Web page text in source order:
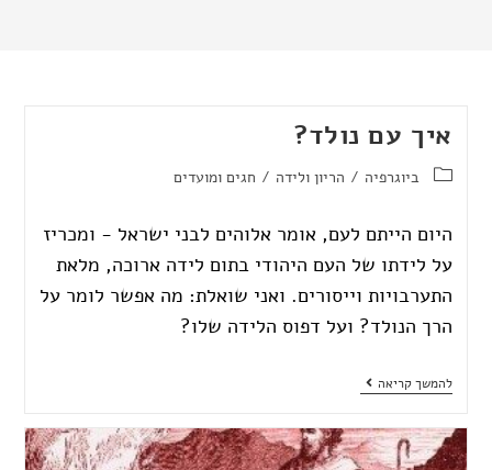
איך עם נולד?
ביוגרפיה / הריון ולידה / חגים ומועדים
היום הייתם לעם, אומר אלוהים לבני ישראל - ומכריז
על לידתו של העם היהודי בתום לידה ארוכה, מלאת
התערבויות וייסורים. ואני שואלת: מה אפשר לומר על
הרך הנולד? ועל דפוס הלידה שלו?
להמשך קריאה